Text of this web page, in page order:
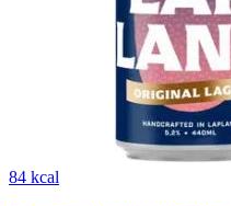
84 kcal